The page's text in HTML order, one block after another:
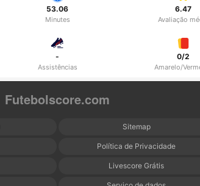
53.06
Minutes
6.47
Avaliação
-
Assistências
0/2
Amarelo/
Futebolscore.com
Sitemap
Política de Privacidade
Livescore Grátis